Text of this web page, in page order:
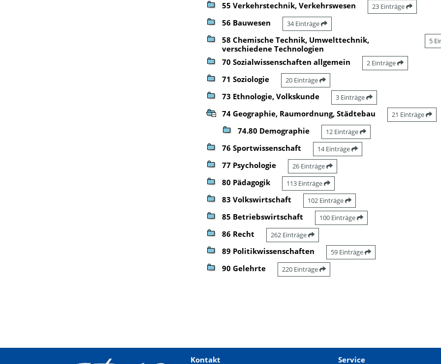
55 Verkehrstechnik, Verkehrswesen 23 Einträge
56 Bauwesen 34 Einträge
58 Chemische Technik, Umwelttechnik,
verschiedene Technologien
5
70 Sozialwissenschaften allgemein 2 Einträge
71 Soziologie 20 Einträge
73 Ethnologie, Volkskunde 3 Einträge
74 Geographie, Raumordnung, Städtebau 21 Einträge
74.80 Demographie 12 Einträge
76 Sportwissenschaft 14 Einträge
77 Psychologie 26 Einträge
80 Pädagogik 113 Einträge
83 Volkswirtschaft 102 Einträge
85 Betriebswirtschaft 100 Einträge
86 Recht 262 Einträge
89 Politikwissenschaften 59 Einträge
90 Gelehrte 220 Einträge
Kontakt Service